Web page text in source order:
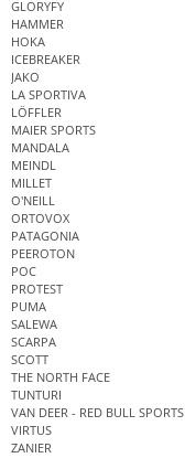
GLORYFY
HAMMER
HOKA
ICEBREAKER
JAKO
LA SPORTIVA
LÖFFLER
MAIER SPORTS
MANDALA
MEINDL
MILLET
O'NEILL
ORTOVOX
PATAGONIA
PEEROTON
POC
PROTEST
PUMA
SALEWA
SCARPA
SCOTT
THE NORTH FACE
TUNTURI
VAN DEER - RED BULL SPORTS
VIRTUS
ZANIER